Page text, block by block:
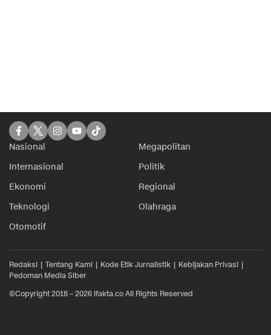
Nasional
Megapolitan
Internasional
Politik
Ekonomi
Regional
Teknologi
Olahraga
Otomotif
Redaksi Tentang Kami Kode Etik Jurnalistik
Kebijakan Privasi
Pedoman Media Siber
©Copyright 2018 – 2026 ifakta.co All Rights Reserved